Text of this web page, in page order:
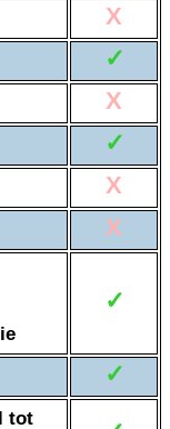
X
✓
X
✓
X
X
✓
✓
tot